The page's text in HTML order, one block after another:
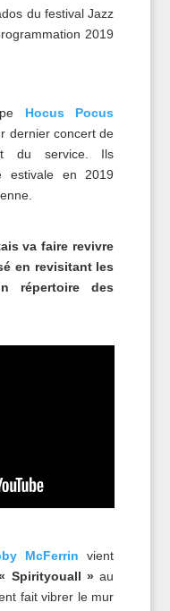
du festival Jazz
2019
Hocus Pocus
dernier concert de
du service. Ils
estivale en 2019
va faire revivre
en revisitant les
répertoire des
McFerrin vient
Spirityouall » au
fait vibrer le mur